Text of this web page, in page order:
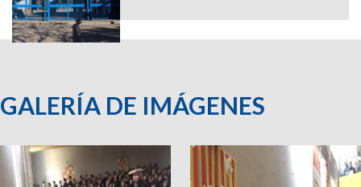
GALERÍA DE IMÁGENES